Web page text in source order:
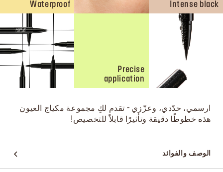
Intense black
Waterproof
Precise
application
ارسمي، حدّدي، وعزّزي - تقدم لكِ مجموعة مكياج العيون
هذه خطوطًا دقيقة وتأثيرًا قابلاً للتخصيص!
الوصف والفوائد